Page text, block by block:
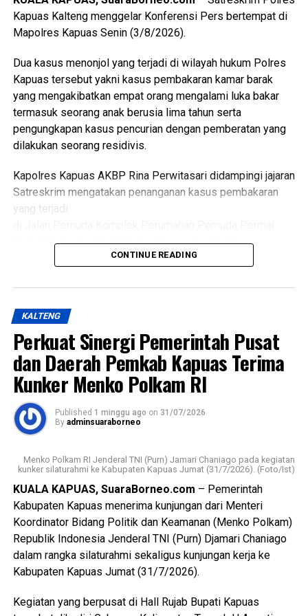
dari pemerintah daerah pemerintah kecamatan pemerintah
desa tenaga kesehatan kader Posyandu hingga
“Oleh karena itu sinergi lintas sektor menjadi kunci agar
berbagai persoalan kesehatan dan sosial dapat dideteksi
sejak dini serta ditangani secara cepat dan tepat, ” katanya.
Lebih lanjut ia mengatakan melalui kegiatan tersebut Tim
Pembina Posyandu Kabupaten Kapuas juga memperkuat
koordinasi.
“Dalam hal ini dengan pemerintah kecamatan pemerintah
kelompok rentan dapat dilakukan secara
berkesinambungan,” ujarnya.
Views: 30
Bagikan ke
WhatsApp 0 Facebook 0
Messenger
Kapuas Kalteng menggelar Konferensi Pers bertempat di
Mapolres Kapuas Senin (3/8/2026).
Dua kasus menonjol yang terjadi di wilayah hukum Polres
Kapuas tersebut yakni kasus pembakaran kamar barak
yang mengakibatkan empat orang mengalami luka bakar
termasuk seorang anak berusia lima tahun serta
pengungkapan kasus pencurian dengan pemberatan yang
dilakukan seorang residivis.
Kapolres Kapuas AKBP Rina Perwitasari didampingi jajaran
Satreskrim mengatakan penanganan kasus pembakaran
yang terjadi
Blok F Kelurahan Selat Dalam Kecamatan Selat.
setelah diduga sengaja membakar kamar barak tempat
Kapolres mengatakan kasus tersebut ditangani
berdasarkan Laporan Polisi Nomor
LP/B/32/VII/2026/SPKT/Polres Kapuas/Polda
Kalimantan Tengah tertanggal 20 Juli 2026.
Berdasarkan hasil penyelidikan aksi nekat itu dipicu
pertengkaran antara tersangka dengan kekasihnya Rah
hari dan bahkan disertai ancaman akan membakar kamar
“Malam kejadian tersangka sempat datang ke lokasi dan
berkumpul bersama para korban. Namun usai kembali dari
menonton pertandingan final Piala Dunia ia kembali
mendatangi barak karena kembali terlibat cekcok dengan
korban,” katanya.
Nah saat pintu kamar dikunci dari dalam tersangka
CONTINUE READING
KALTENG
Perkuat Sinergi Pemerintah Pusat
dan Daerah Pemkab Kapuas Terima
Kunker Menko Polkam RI
Published 1 minggu ago on 31/07/2026
By adminsuaraborneo
Menko Polkam RI Jenderal TNI (Purn) Jamari Chaniago pada kegiatan
kunker silaturahmi ke Kabupaten Kapuas Jumat (31/7/2026). (Foto/Ist)
KUALA KAPUAS, SuaraBorneo.com – Pemerintah
Kabupaten Kapuas menerima kunjungan dari Menteri
Koordinator Bidang Politik dan Keamanan (Menko Polkam)
Republik Indonesia Jenderal TNI (Purn) Djamari Chaniago
dalam rangka silaturahmi sekaligus kunjungan kerja ke
Kabupaten Kapuas Jumat (31/7/2026).
Kegiatan yang berpusat di Hall Rujab Bupati Kapuas